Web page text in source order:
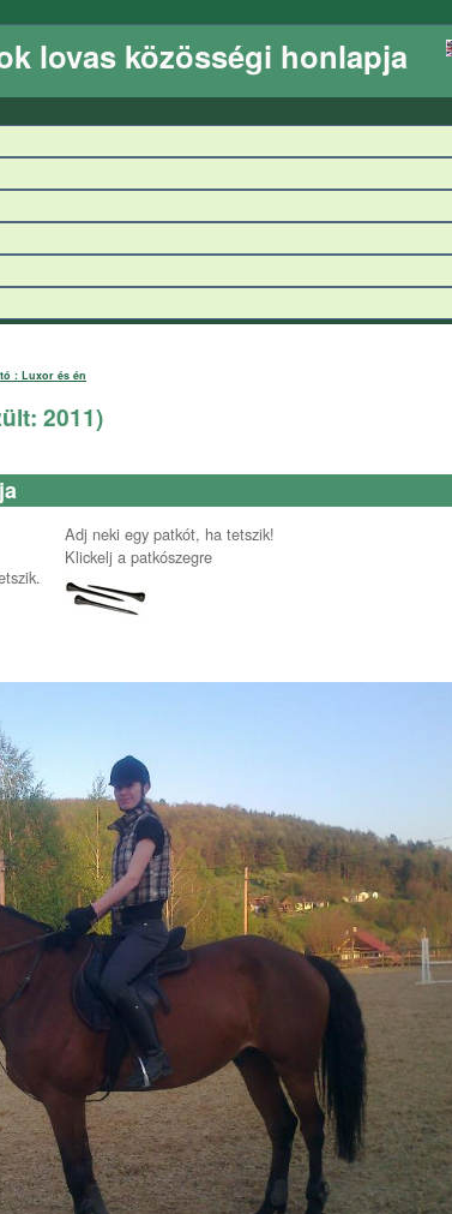
lovas közösségi honlapja
: Luxor és én
2011)
Adj neki egy patkót, ha tetszik!
Klickelj a patkószegre